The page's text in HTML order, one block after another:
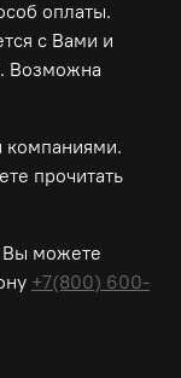
оплаты.
с Вами и
Возможна
компаниями.
прочитать
Вы можете
+7(800) 600-